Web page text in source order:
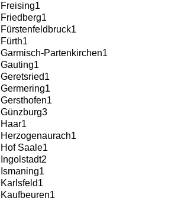
Freising1
Friedberg1
Fürstenfeldbruck1
Fürth1
Garmisch-Partenkirchen1
Gauting1
Geretsried1
Germering1
Gersthofen1
Günzburg3
Haar1
Herzogenaurach1
Hof Saale1
Ingolstadt2
Ismaning1
Karlsfeld1
Kaufbeuren1